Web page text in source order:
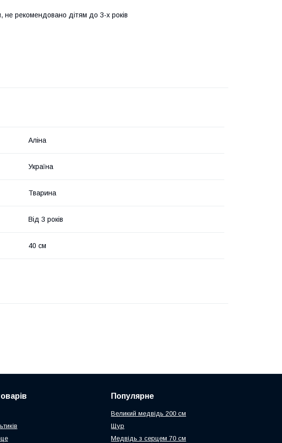
не рекомендовано дітям до 3-х років
Аліна
Україна
Тварина
Від 3 років
40 см
Популярне
Великий медвідь 200 см
Щур
Медвідь з серцем 70 см